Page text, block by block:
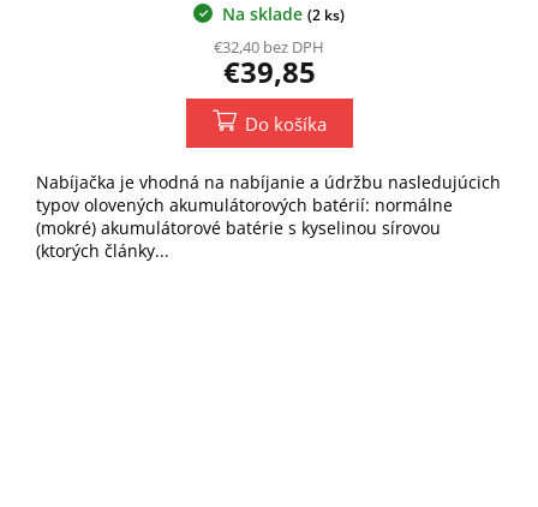
Na sklade (2 ks)
€32,40 bez DPH
€39,85
Do košíka
Nabíjačka je vhodná na nabíjanie a údržbu nasledujúcich
typov olovených akumulátorových batérií: normálne
(mokré) akumulátorové batérie s kyselinou sírovou
(ktorých články...